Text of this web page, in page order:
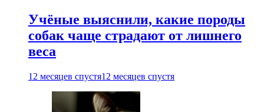
Учёные выяснили, какие породы
собак чаще страдают от лишнего
веса
12 месяцев спустя12 месяцев спустя